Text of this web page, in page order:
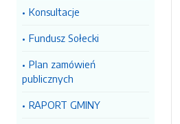
Konsultacje
Fundusz Sołecki
Plan zamówień
publicznych
RAPORT GMINY